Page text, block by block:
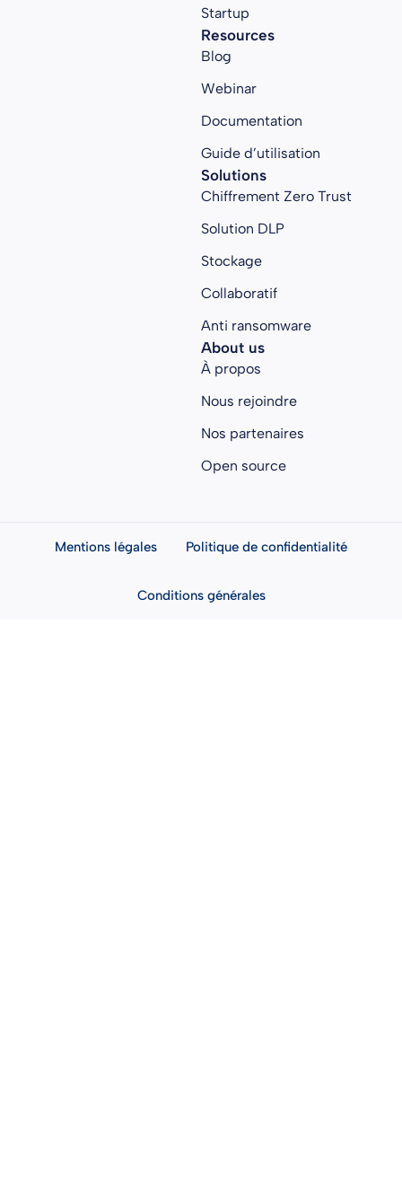
Startup
Resources
Blog
Webinar
Documentation
Guide d’utilisation
Solutions
Chiffrement Zero Trust
Solution DLP
Stockage
Collaboratif
Anti ransomware
About us
À propos
Nous rejoindre
Nos partenaires
Open source
Mentions légales Politique de confidentialité
Conditions générales